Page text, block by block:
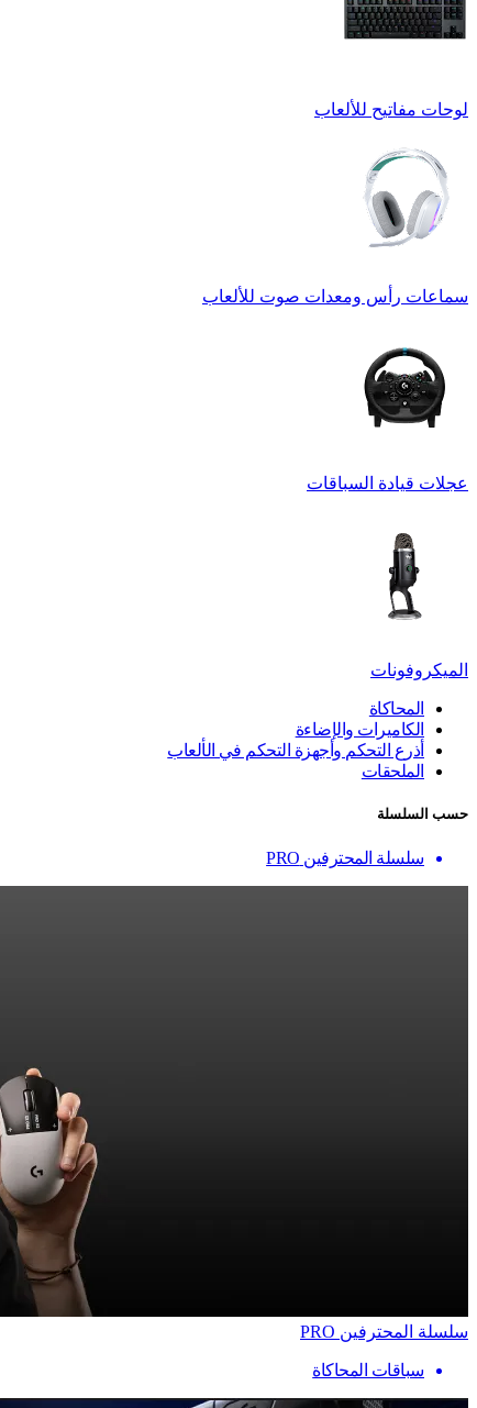
لوحات مفاتيح للألعاب
سماعات رأس ومعدات صوت للألعاب
عجلات قيادة السباقات
الميكروفونات
المحاكاة
الكاميرات والإضاءة
أذرع التحكم وأجهزة التحكم في الألعاب
الملحقات
حسب السلسلة
سلسلة المحترفين PRO
سلسلة المحترفين PRO
سباقات المحاكاة